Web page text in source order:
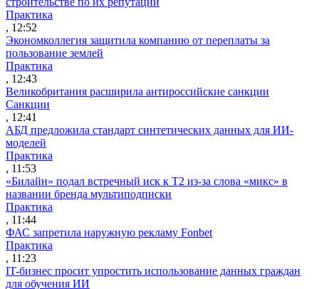
Практика
, 12:52
Экономколлегия защитила компанию от переплаты за
пользование землей
Практика
, 12:43
Великобритания расширила антироссийские санкции
Санкции
, 12:41
АБД предложила стандарт синтетических данных для ИИ-
моделей
Практика
, 11:53
«Билайн» подал встречный иск к Т2 из-за слова «микс» в
названии бренда мультиподписки
Практика
, 11:44
ФАС запретила наружную рекламу Fonbet
Практика
, 11:23
IT-бизнес просит упростить использование данных граждан
для обучения ИИ